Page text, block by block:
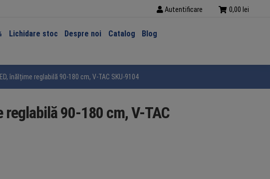
Autentificare 0,00 lei
Lichidare stoc Despre noi Catalog
Blog
înălțime reglabilă 90-180 cm, V-TAC SKU-9104
90-180 cm, V-TAC